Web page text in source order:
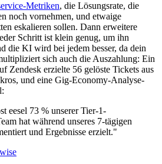
Metriken, die Lösungsrate, die
noch vornehmen, und etwaige
eskalieren sollen. Dann erweitere
Schritt ist klein genug, um ihn
die KI wird bei jedem besser, da dein
sich auch die Auszahlung: Ein
Zendesk erzielte 56 gelöste Tickets aus
und eine Gig-Economy-Analyse-
eesel 73 % unserer Tier-1-
hat während unseres 7-tägigen
und Ergebnisse erzielt."